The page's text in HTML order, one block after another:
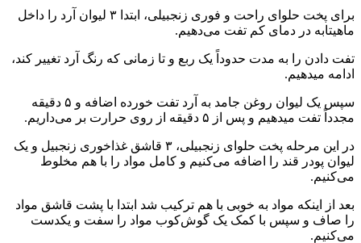
برای پخت حلوای راحت و فوری زنجبیلی، ابتدا ۳ لیوان آرد را داخل
ماهیتابه در دمای کم تفت می‌دهیم.
تفت دادن را به مدت حدوداً یک ربع و تا زمانی که رنگ آرد تغییر کند،
ادامه میدهیم.
سپس یک لیوان روغن جامد به آرد تفت خورده اضافه و ۵ دقیقه
مجدداً تفت میدهیم و پس از ۵ دقیقه از روی حرارت بر می‌داریم.
در این مرحله پخت حلوای زنجبیلی، ۳ قاشق غذاخوری زنجبیل و یک
لیوان پودر قند را اضافه می‌کنیم و کامل مواد را با هم مخلوط
می‌کنیم.
بعد از اینکه مواد به خوبی با هم ترکیب شد ابتدا با پشت قاشق مواد
را صاف و سپس با کمک یک گوش‌کوب مواد را سفت و یکدست
می‌کنیم.